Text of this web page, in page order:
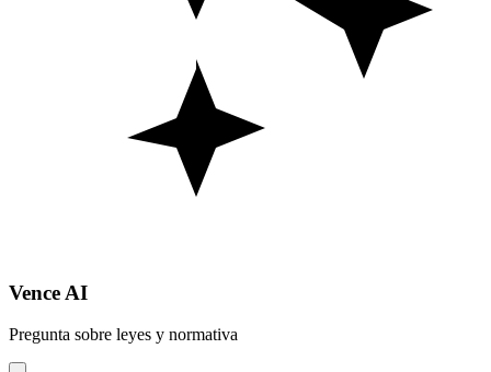
Vence AI
Pregunta sobre leyes y normativa